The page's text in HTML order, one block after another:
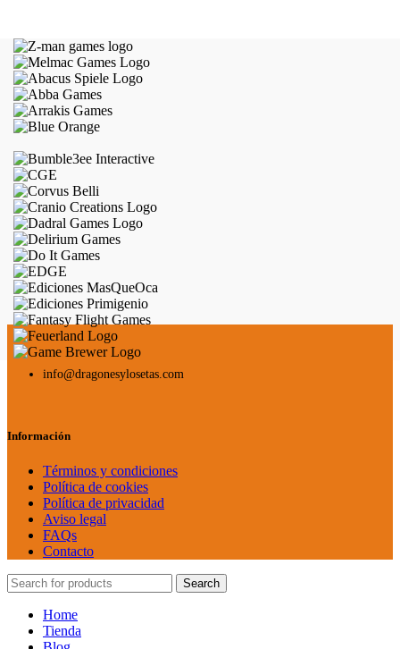
info@dragonesylosetas.com
Información
Términos y condiciones
Política de cookies
Política de privacidad
Aviso legal
FAQs
Contacto
Search
Home
Tienda